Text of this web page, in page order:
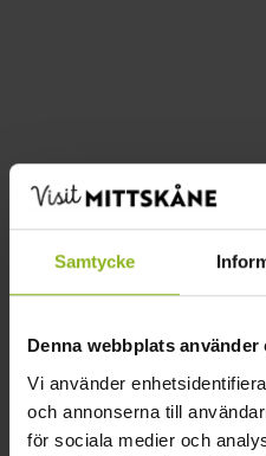
Samtycke
Denna webbplats använder
Vi använder
och annonserna till
för sociala medier och